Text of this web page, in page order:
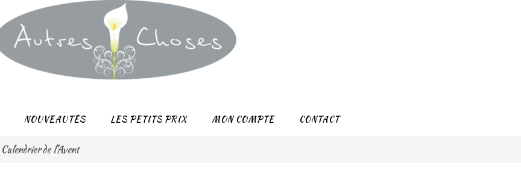
NOUVEAUTÉS LES PETITS PRIX MON COMPTE CONTACT
Calendrier de l’Avent